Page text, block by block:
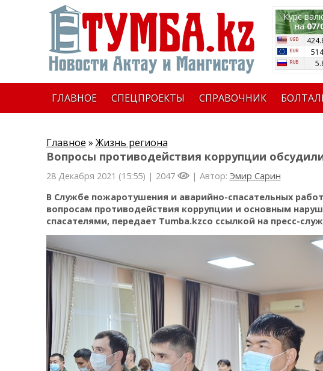
Курс
на07/
ГЛАВНОЕ СПЕЦПРОЕКТЫ СПРАВОЧНИК
Главное » Жизнь региона
Вопросы противодействия коррупции
28 Декабря 2021 (15:55) | 2047 | Автор: Эмир Сарин
В Службе пожаротушения и аварийно-спасательных
вопросам противодействия коррупции и основным
спасателями, передает Tumba.kzсо ссылкой на пресс-